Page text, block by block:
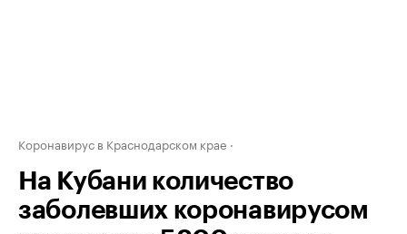
Коронавирус в Краснодарском крае
На Кубани количество
заболевших коронавирусом